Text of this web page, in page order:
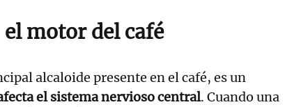
motor del café
alcaloide presente en el café, es un
el sistema nervioso central. Cuando una